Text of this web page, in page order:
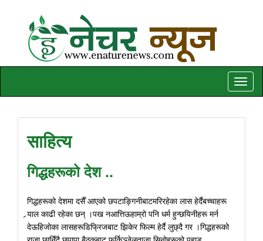
Toggle
साहित्य
गिद्धहरूको देश ..
गिद्धहरूको देशमा दसैँ आएको छपटाङ्गिनीबाटमरिरहेका लास हेर्दैबच्चाहरू
र्‍याल काढी रहेका छन् ।पख नआत्तिऊहाम्रो पनि धर्म हुन्छयिनीहरू मर्न
देऊहिजोका लासहरूडिफ्रिजबाट झिकेर फिल्म हेर्दै लुछ्दै गर ।गिद्धहरूको